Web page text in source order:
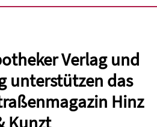
Verlag und
unterstützen das
Hinz
Kunzt